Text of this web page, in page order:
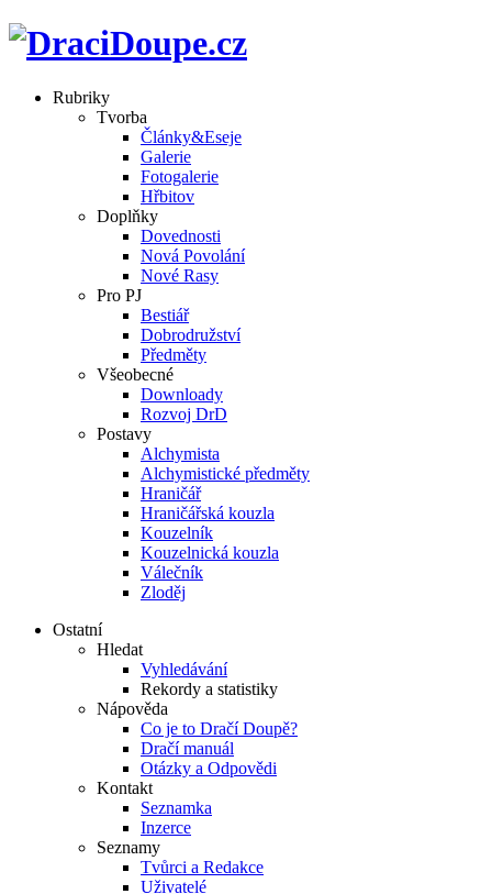
Rubriky
Tvorba
Články&Eseje
Galerie
Fotogalerie
Hřbitov
Doplňky
Dovednosti
Nová Povolání
Nové Rasy
Pro PJ
Bestiář
Dobrodružství
Předměty
Všeobecné
Downloady
Rozvoj DrD
Postavy
Alchymista
Alchymistické předměty
Hraničář
Hraničářská kouzla
Kouzelník
Kouzelnická kouzla
Válečník
Zloděj
Ostatní
Hledat
Vyhledávání
Rekordy a statistiky
Nápověda
Co je to Dračí Doupě?
Dračí manuál
Otázky a Odpovědi
Kontakt
Seznamka
Inzerce
Seznamy
Tvůrci a Redakce
Uživatelé